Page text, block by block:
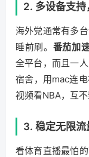
2. 多设备支持
海外党通常有多
睡前刷。 番茄加
全平台，而且一
宿舍，用mac连
视频看NBA，互不
3. 稳定无限
看体育直播最怕